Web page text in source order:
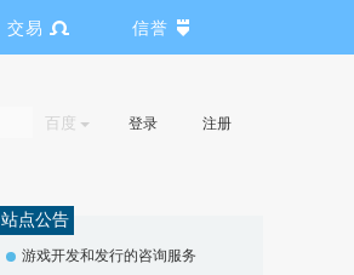
交易 信誉
百度 登录 注册
站点公告
游戏开发和发行的咨询服务